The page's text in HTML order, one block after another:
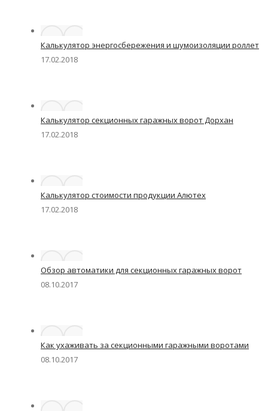
Калькулятор энергосбережения и шумоизоляции роллет
17.02.2018
Калькулятор секционных гаражных ворот Дорхан
17.02.2018
Калькулятор стоимости продукции Алютех
17.02.2018
Обзор автоматики для секционных гаражных ворот
08.10.2017
Как ухаживать за секционными гаражными воротами
08.10.2017